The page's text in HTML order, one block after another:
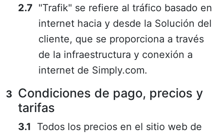
"Trafik" se refiere al tráfico basado en
internet hacia y desde la Solución del
cliente, que se proporciona a través
de la infraestructura y conexión a
internet de Simply.com.
Condiciones de pago, precios y
tarifas
Todos los precios en el sitio web de